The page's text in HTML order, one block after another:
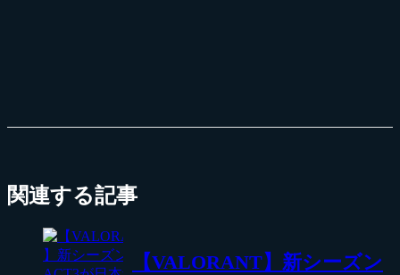
関連する記事
【VALORANT】新シーズン